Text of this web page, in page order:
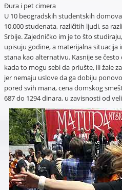
Đura i pet cimera
U 10 beogradskih studentskih
10.000 studenata, različitih ljudi, sa
Srbije. Zajedničko im je to što
upisuju godine, a materijalna situacija
stana kao alternativu. Kasnije se
kada to mogu sebi da priušte, ili žale
jer nemaju uslove da ga dobiju
pored svih mana, cena domskog
687 do 1294 dinara, u zavisnosti od